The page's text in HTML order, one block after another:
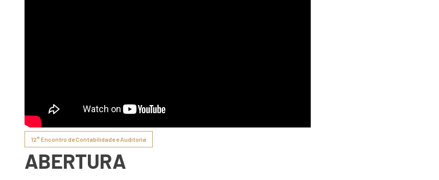
12° Encontro de Contabilidade e Auditoria
ABERTURA